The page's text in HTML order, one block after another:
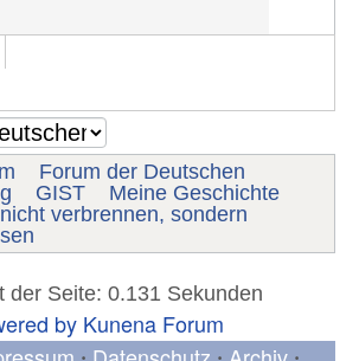
Forum der Deutschen
GIST
Meine Geschichte
verbrennen, sondern
der Seite: 0.131 Sekunden
by Kunena Forum